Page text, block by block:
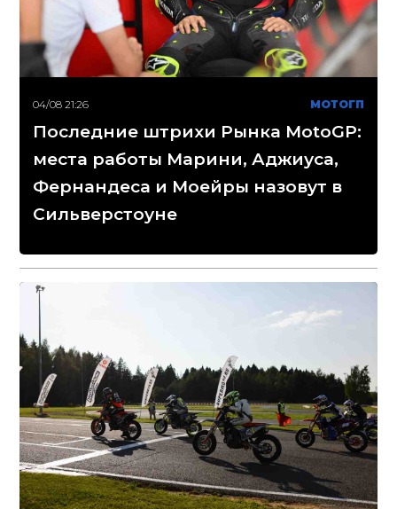
04/08 21:26 МОТОГП
Последние штрихи Рынка MotoGP:
места работы Марини, Аджиуса,
Фернандеса и Моейры назовут в
Сильверстоуне